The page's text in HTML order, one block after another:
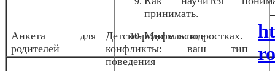
Анкета для
родителей
Детско-родительские
конфликты: ваш тип
поведения
принимать.
Мифы о подростках.